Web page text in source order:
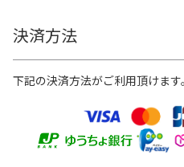
決済方法
下記の決済方法がご利用頂けます。